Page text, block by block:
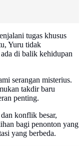
tugas khusus
Yuru tidak
di balik kehidupan
serangan misterius.
takdir baru
penting.
konflik besar,
bagi penonton yang
yang berbeda.